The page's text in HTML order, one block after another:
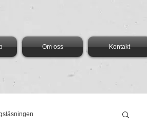
Om oss Kontakt